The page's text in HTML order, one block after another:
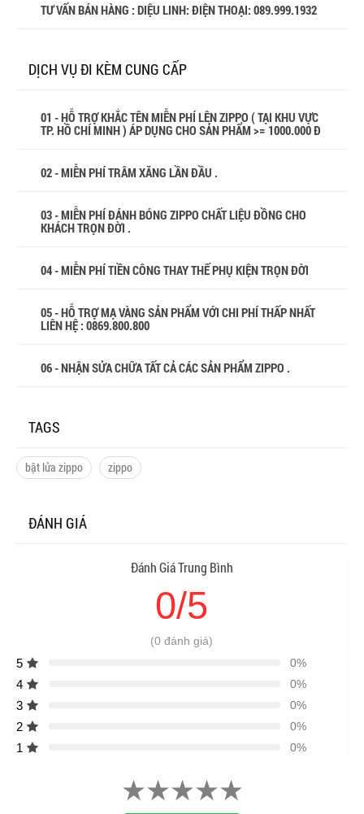
TƯ VẤN BÁN HÀNG : DIỆU LINH: ĐIỆN THOẠI: 089.999.1932
DỊCH VỤ ĐI KÈM CUNG CẤP
01 - HỖ TRỢ KHẮC TÊN MIỄN PHÍ LÊN ZIPPO ( TẠI KHU VỰC
TP. HỒ CHÍ MINH ) ÁP DỤNG CHO SẢN PHẨM >= 1000.000 Đ
02 - MIỄN PHÍ TRÂM XĂNG LẦN ĐẦU .
03 - MIỄN PHÍ ĐÁNH BÓNG ZIPPO CHẤT LIỆU ĐỒNG CHO
KHÁCH TRỌN ĐỜI .
04 - MIỄN PHÍ TIỀN CÔNG THAY THẾ PHỤ KIỆN TRỌN ĐỜI
05 - HỖ TRỢ MẠ VÀNG SẢN PHẨM VỚI CHI PHÍ THẤP NHẤT
LIÊN HỆ : 0869.800.800
06 - NHẬN SỬA CHỮA TẤT CẢ CÁC SẢN PHẨM ZIPPO .
TAGS
bật lửa zippo zippo
ĐÁNH GIÁ
Đánh Giá Trung Bình
0/5
(0 đánh giá)
5 0%
4 0%
3 0%
2 0%
1 0%